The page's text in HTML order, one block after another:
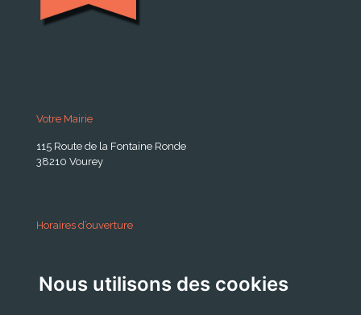
Nous utilisons des cookies
Votre Mairie
115 Route de la Fontaine Ronde
38210 Vourey
Horaires d’ouverture
Lundi . Mardi : 10h 12h /16h 18h30